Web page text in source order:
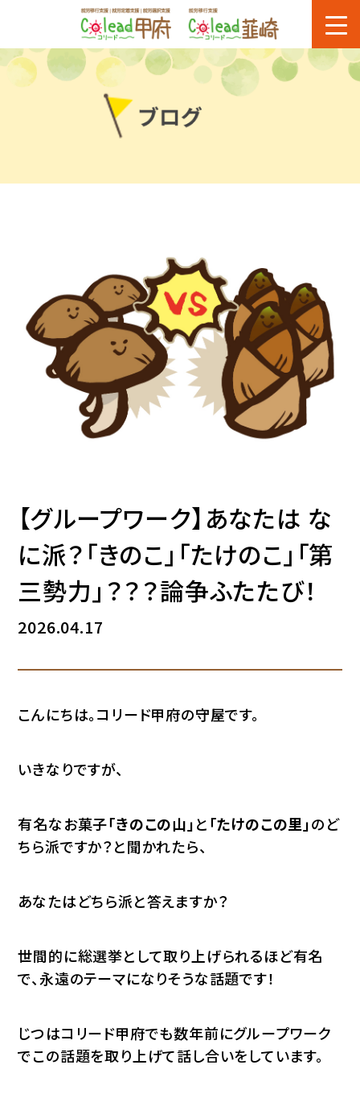
【グループワーク】あなたは な
に派？「きのこ」「たけのこ」「第
三勢力」？？？論争ふたたび！
2026.04.17
こんにちは。コリード甲府の守屋です。
いきなりですが、
有名なお菓子「きのこの山」と「たけのこの里」のど
ちら派ですか？と聞かれたら、
あなたはどちら派と答えますか？
世間的に総選挙として取り上げられるほど有名
で、永遠のテーマになりそうな話題です！
じつはコリード甲府でも数年前にグループワーク
でこの話題を取り上げて話し合いをしています。